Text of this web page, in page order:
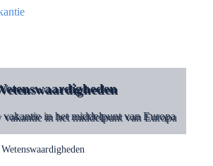
in het middelpunt van Europa
Wetenswaardigheden